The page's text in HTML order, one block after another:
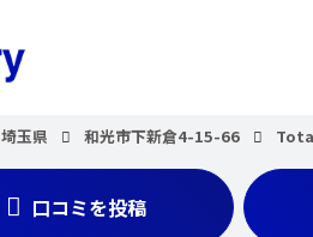
埼玉県 和光市下新倉4-15-66
口コミを投稿